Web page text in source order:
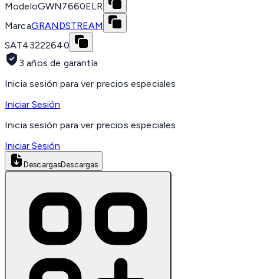
ModeloGWN7660ELR
MarcaGRANDSTREAM
SAT43222640
3 años de garantía
Inicia sesión para ver precios especiales
Iniciar Sesión
Inicia sesión para ver precios especiales
Iniciar Sesión
DescargasDescargas